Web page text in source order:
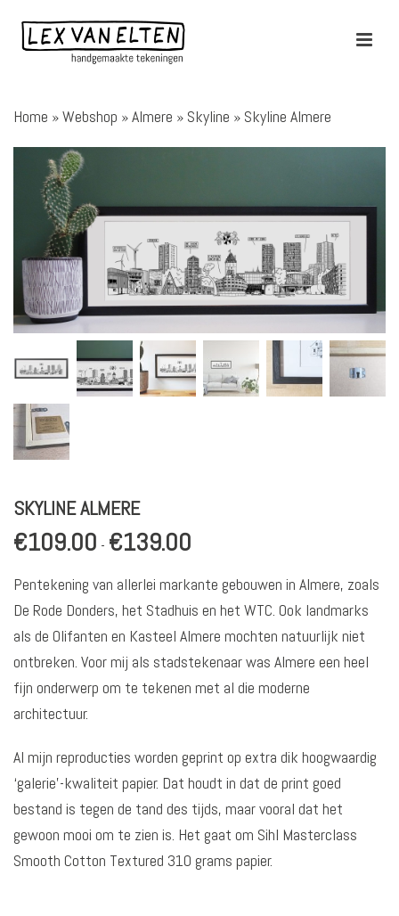
Home »Webshop »Almere » Skyline » Skyline Almere
SKYLINE ALMERE
€109.00 - €139.00
tot
€139.00
Pentekening van allerlei markante gebouwen in Almere, zoals
De Rode Donders, het Stadhuis en het WTC. Ook landmarks
als de Olifanten en Kasteel Almere mochten natuurlijk niet
ontbreken. Voor mij als stadstekenaar was Almere een heel
fijn onderwerp om te tekenen met al die moderne
architectuur.
Al mijn reproducties worden geprint op extra dik hoogwaardig
‘galerie’-kwaliteit papier. Dat houdt in dat de print goed
bestand is tegen de tand des tijds, maar vooral dat het
gewoon mooi om te zien is. Het gaat om Sihl Masterclass
Smooth Cotton Textured 310 grams papier.